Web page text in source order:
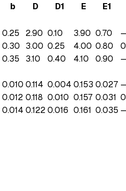
b D D1 E
E1
0.25 2.90 0.10 3.90 0.70
0.30 3.00 0.25 4.00 0.80
0.35 3.10 0.40 4.10 0.90
0.010 0.114 0.004 0.153 0.027
0.012 0.118 0.010 0.157 0.031
0.014 0.1220.016 0.161 0.035